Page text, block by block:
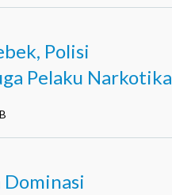
Polisi
Pelaku Narkotika